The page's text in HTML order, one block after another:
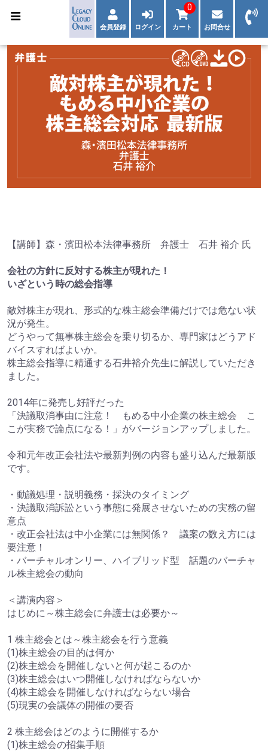
会員登録 ログイン カート
0
お問合せ
【講師】森・濱田松本法律事務所 弁護士 石井 裕介 氏
会社の方針に反対する株主が現れた！
いざという時の総会指導
敵対株主が現れ、形式的な株主総会準備だけでは危ない状
況が発生。
どうやって無事株主総会を乗り切るか、専門家はどうアド
バイスすればよいか。
株主総会指導に精通する石井裕介先生に解説していただき
ました。
2014年に発売し好評だった
「決議取消事由に注意！ もめる中小企業の株主総会 こ
こが実務で論点になる！」がバージョンアップしました。
令和元年改正会社法や最新判例の内容も盛り込んだ最新版
です。
・動議処理・説明義務・採決のタイミング
・決議取消訴訟という事態に発展させないための実務の留
意点
・改正会社法は中小企業には無関係？ 議案の数え方には
要注意！
・バーチャルオンリー、ハイブリッド型 話題のバーチャ
ル株主総会の動向
＜講演内容＞
はじめに～株主総会に弁護士は必要か～
1 株主総会とは～株主総会を行う意義
(1)株主総会の目的は何か
(2)株主総会を開催しないと何が起こるのか
(3)株主総会はいつ開催しなければならないか
(4)株主総会を開催しなければならない場合
(5)現実の会議体の開催の要否
2 株主総会はどのように開催するか
(1)株主総会の招集手順